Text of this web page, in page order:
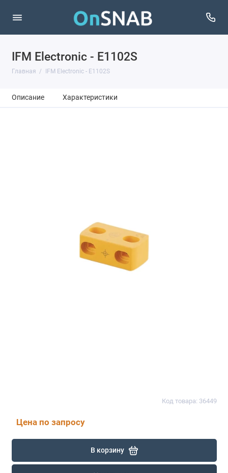
IFM Electronic - E1102S
Главная IFM Electronic - E1102S
Описание Характеристики
Код товара: 36449
Цена по запросу
В корзину